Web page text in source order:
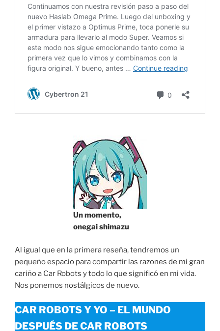
Un momento,
onegai shimazu
Al igual que en la primera reseña, tendremos un
pequeño espacio para compartir las razones de mi gran
cariño a Car Robots y todo lo que significó en mi vida.
Nos ponemos nostálgicos de nuevo.
CAR ROBOTS Y YO – EL MUNDO
DESPUÉS DE CAR ROBOTS